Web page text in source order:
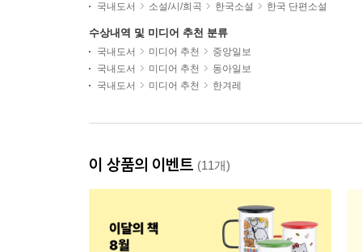
국내도서 소설/시/희곡 한국소설 한국 단편소설
수상내역 및 미디어 추천 분류
국내도서 미디어 추천
중앙일보
국내도서
미디어 추천
동아일보
국내도서
미디어 추천 한겨레
이 상품의 이벤트 (11개)